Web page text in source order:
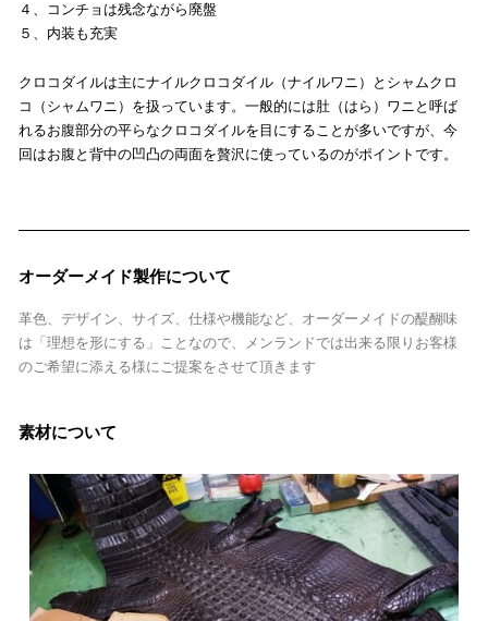
４、コンチョは残念ながら廃盤
５、内装も充実
クロコダイルは主にナイルクロコダイル（ナイルワニ）とシャムクロ
コ（シャムワニ）を扱っています。一般的には肚（はら）ワニと呼ば
れるお腹部分の平らなクロコダイルを目にすることが多いですが、今
回はお腹と背中の凹凸の両面を贅沢に使っているのがポイントです。
オーダーメイド製作について
革色、デザイン、サイズ、仕様や機能など、オーダーメイドの醍醐味
は「理想を形にする」ことなので、メンランドでは出来る限りお客様
のご希望に添える様にご提案をさせて頂きます
素材について